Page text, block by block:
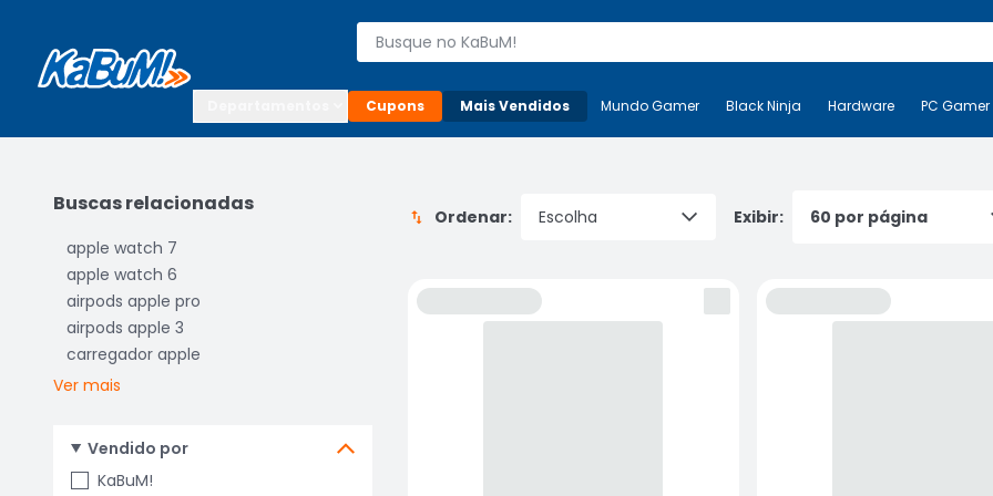
Buscar produtos
Cupons Mais Vendidos Mais-v- Mundo Gamer Black Ninja Hardware
Mundo Gamer Black Ninja Hardware PC Gamer
Buscas relacionadas
apple watch 7
apple watch 6
airpods apple pro
airpods apple 3
carregador apple
Ver mais
Vendido por
KaBuM!
Ordenar: Exibir: